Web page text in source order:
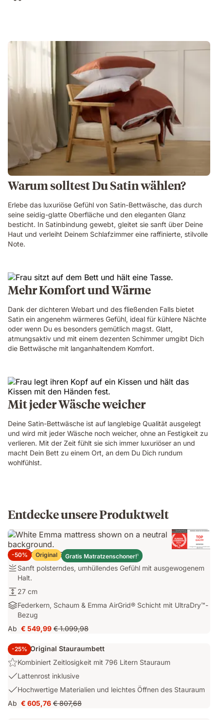
Warum solltest Du Satin wählen?
Erlebe das luxuriöse Gefühl von Satin-Bettwäsche, das durch
seine seidig-glatte Oberfläche und den eleganten Glanz
besticht. In Satinbindung gewebt, gleitet sie sanft über Deine
Haut und verleiht Deinem Schlafzimmer eine raffinierte, stilvolle
Note.
Mehr Komfort und Wärme
Dank der dichteren Webart und des fließenden Falls bietet
Satin ein angenehm wärmeres Gefühl, ideal für kühlere Nächte
oder wenn Du es besonders gemütlich magst. Glatt,
atmungsaktiv und mit einem dezenten Schimmer umgibt Dich
die Bettwäsche mit langanhaltendem Komfort.
Mit jeder Wäsche weicher
Deine Satin-Bettwäsche ist auf langlebige Qualität ausgelegt
und wird mit jeder Wäsche noch weicher, ohne an Festigkeit zu
verlieren. Mit der Zeit fühlt sie sich immer luxuriöser an und
macht Dein Bett zu einem Ort, an dem Du Dich rundum
wohlfühlst.
Entdecke unsere Produktwelt
-50% Original Gratis Matratzenschoner!1
Emma Original Elite Matratze
Sanft
polsterndes,
umhüllendes
Gefühl
mit
ausgewogenem
Halt.
Sanft polsterndes, umhüllendes Gefühl mit ausgewogenem
Halt.
27
cm
27 cm
Federkern,
Schaum
&
Emma
AirGrid®
Schicht
mit
UltraDry™-
Federkern, Schaum & Emma AirGrid® Schicht mit UltraDry™-
Bezug
Ab
Preis
€ 549,99
€ 549,99 Ursprünglicher
€ 1.099,98
€ 1.099,98
-25%
Emma Original Stauraumbett
Highlight:
Kombiniert
Zeitlosigkeit
mit
796
Kombiniert Zeitlosigkeit mit 796 Litern Stauraum
USP
Lattenrost
inklusive
Lattenrost inklusive
USP
3:
Hochwertige
Hochwertige Materialien und leichtes Öffnen des Stauraum
Ab
Preis
€ 605,76 Ursprünglicher
€ 807,68